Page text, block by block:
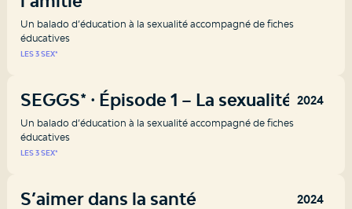
Un balado d’éducation à la sexualité accompagné de fiches
éducatives
LES 3 SEX*
2024
SEGGS* ⸱ Épisode 1 – La sexualité
Un balado d’éducation à la sexualité accompagné de fiches
éducatives
LES 3 SEX*
2024
S’aimer dans la santé